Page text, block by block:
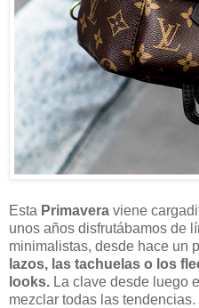
Esta Primavera viene
unos años disfrutábamos de
minimalistas, desde hace un
lazos, las tachuelas o los
looks. La clave desde luego
mezclar todas las